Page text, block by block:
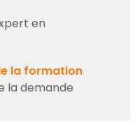
en
la formation
la demande